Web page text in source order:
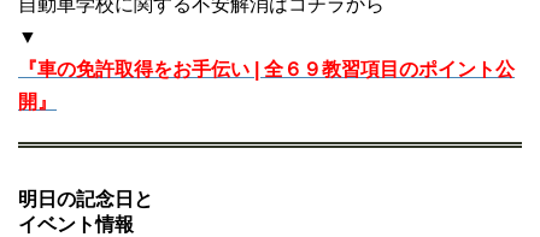
▼
『車の免許取得をお手伝い | 全６９教習項目のポイント公
開』
明日の記念日と
イベント情報